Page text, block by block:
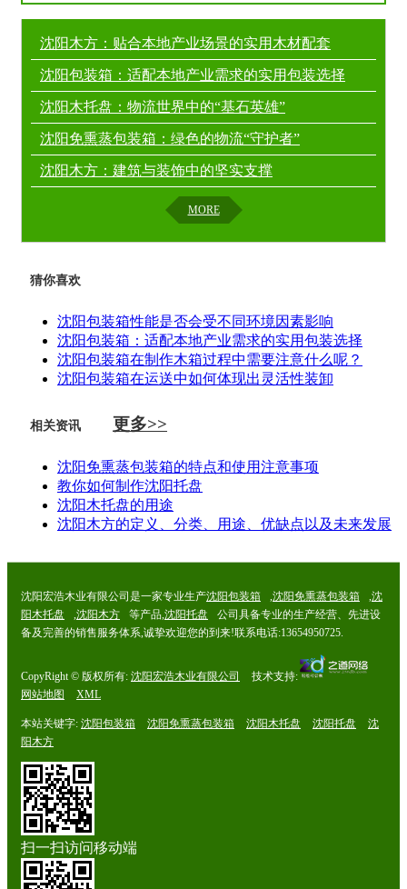
沈阳木方：贴合本地产业场景的实用木材配套
沈阳包装箱：适配本地产业需求的实用包装选择
沈阳木托盘：物流世界中的“基石英雄”
沈阳免熏蒸包装箱：绿色的物流“守护者”
沈阳木方：建筑与装饰中的坚实支撑
MORE
猜你喜欢
沈阳包装箱性能是否会受不同环境因素影响
沈阳包装箱：适配本地产业需求的实用包装选择
沈阳包装箱在制作木箱过程中需要注意什么呢？
沈阳包装箱在运送中如何体现出灵活性装卸
相关资讯 更多>>
沈阳免熏蒸包装箱的特点和使用注意事项
教你如何制作沈阳托盘
沈阳木托盘的用途
沈阳木方的定义、分类、用途、优缺点以及未来发展
沈阳宏浩木业有限公司是一家专业生产沈阳包装箱 ,沈阳免熏蒸包装箱 ,沈
阳木托盘
,沈阳木方 等产品,沈阳托盘
公司具备专业的生产经营、先进设
备及完善的销售服务体系,诚挚欢迎您的到来!联系电话:13654950725.
CopyRight © 版权所有: 沈阳宏浩木业有限公司
技术支持:
网站地图
XML
本站关键字: 沈阳包装箱 沈阳免熏蒸包装箱 沈阳木托盘 沈阳托盘
沈
阳木方
扫一扫访问移动端